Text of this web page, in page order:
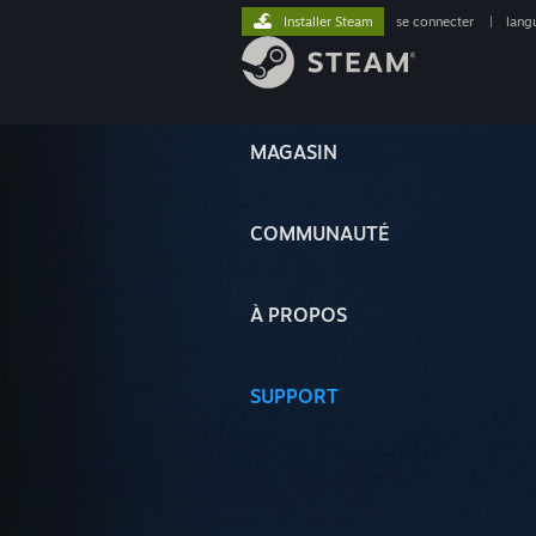
MAGASIN
COMMUNAUTÉ
À PROPOS
SUPPORT
Installer Steam se connecter